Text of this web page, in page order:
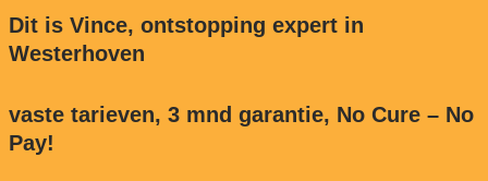
Dit is Vince, ontstopping expert in
Westerhoven
vaste tarieven, 3 mnd garantie, No Cure – No
Pay!